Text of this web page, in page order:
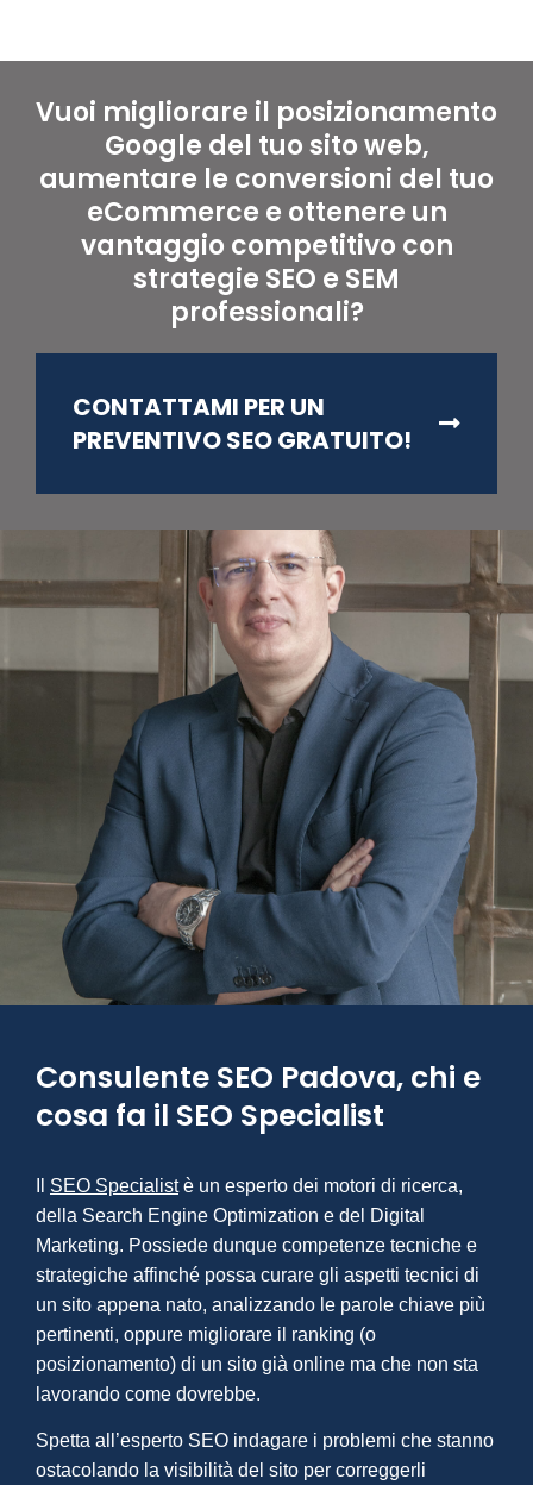
Vuoi migliorare il posizionamento
Google del tuo sito web,
aumentare le conversioni del tuo
eCommerce e ottenere un
vantaggio competitivo con
strategie SEO e SEM
professionali?
CONTATTAMI PER UN
PREVENTIVO SEO GRATUITO!
Consulente SEO Padova, chi e
cosa fa il SEO Specialist
SEO Specialistè un esperto dei motori di ricerca,
della Search Engine Optimization e del Digital
Marketing. Possiede dunque competenze tecniche e
strategiche affinché possa curare gli aspetti tecnici di
un sito appena nato, analizzando le parole chiave più
pertinenti, oppure migliorare il ranking (o
posizionamento) di un sito già online ma che non sta
lavorando come dovrebbe.
Spetta all’esperto SEO indagare i problemi che stanno
ostacolando la visibilità del sito per correggerli